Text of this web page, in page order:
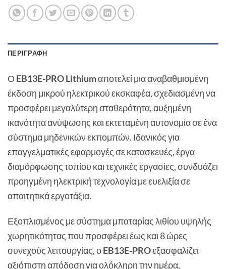
ΠΕΡΙΓΡΑΦΉ
Ο EB13E-PRO Lithiumαποτελεί μια αναβαθμισμένη
έκδοση μικρού ηλεκτρικού εκσκαφέα, σχεδιασμένη να
προσφέρει μεγαλύτερη σταθερότητα, αυξημένη
ικανότητα ανύψωσης και εκτεταμένη αυτονομία σε ένα
σύστημα μηδενικών εκπομπών. Ιδανικός για
επαγγελματικές εφαρμογές σε κατασκευές, έργα
διαμόρφωσης τοπίου και τεχνικές εργασίες, συνδυάζει
προηγμένη ηλεκτρική τεχνολογία με ευελιξία σε
απαιτητικά εργοτάξια.
Εξοπλισμένος με σύστημα μπαταρίας λιθίου υψηλής
χωρητικότητας που προσφέρει έως και 8 ώρες
συνεχούς λειτουργίας, οEB13E-PROεξασφαλίζει
αξιόπιστη απόδοση για ολόκληρη την ημέρα,